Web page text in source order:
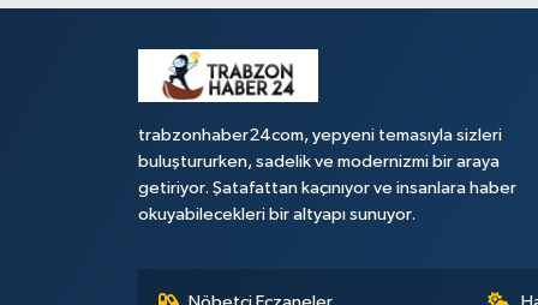
trabzonhaber24com, yepyeni temasıyla sizleri
buluştururken, sadelik ve modernizmi bir araya
getiriyor. Şatafattan kaçınıyor ve insanlara haber
okuyabilecekleri bir altyapı sunuyor.